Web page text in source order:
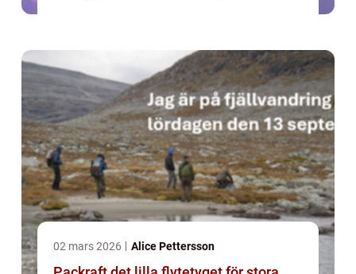
02 mars 2026 Alice Pettersson